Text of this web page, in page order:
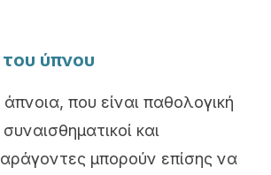
ύπνου
που είναι παθολογική
και
μπορούν επίσης να